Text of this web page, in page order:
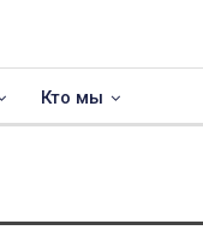
Кто мы